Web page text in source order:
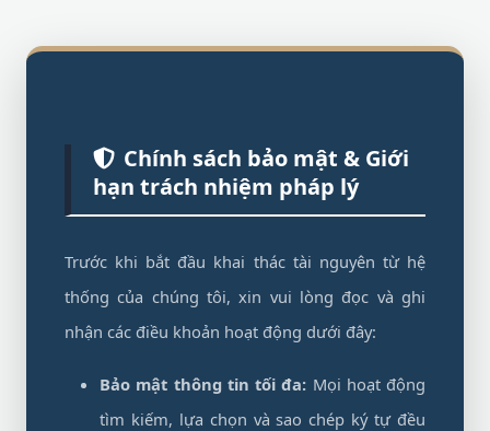
Chính sách bảo mật & Giới
hạn trách nhiệm pháp lý
Trước khi bắt đầu khai thác tài nguyên từ hệ
thống của chúng tôi, xin vui lòng đọc và ghi
nhận các điều khoản hoạt động dưới đây:
Bảo mật thông tin tối đa: Mọi hoạt động
tìm kiếm, lựa chọn và sao chép ký tự đều